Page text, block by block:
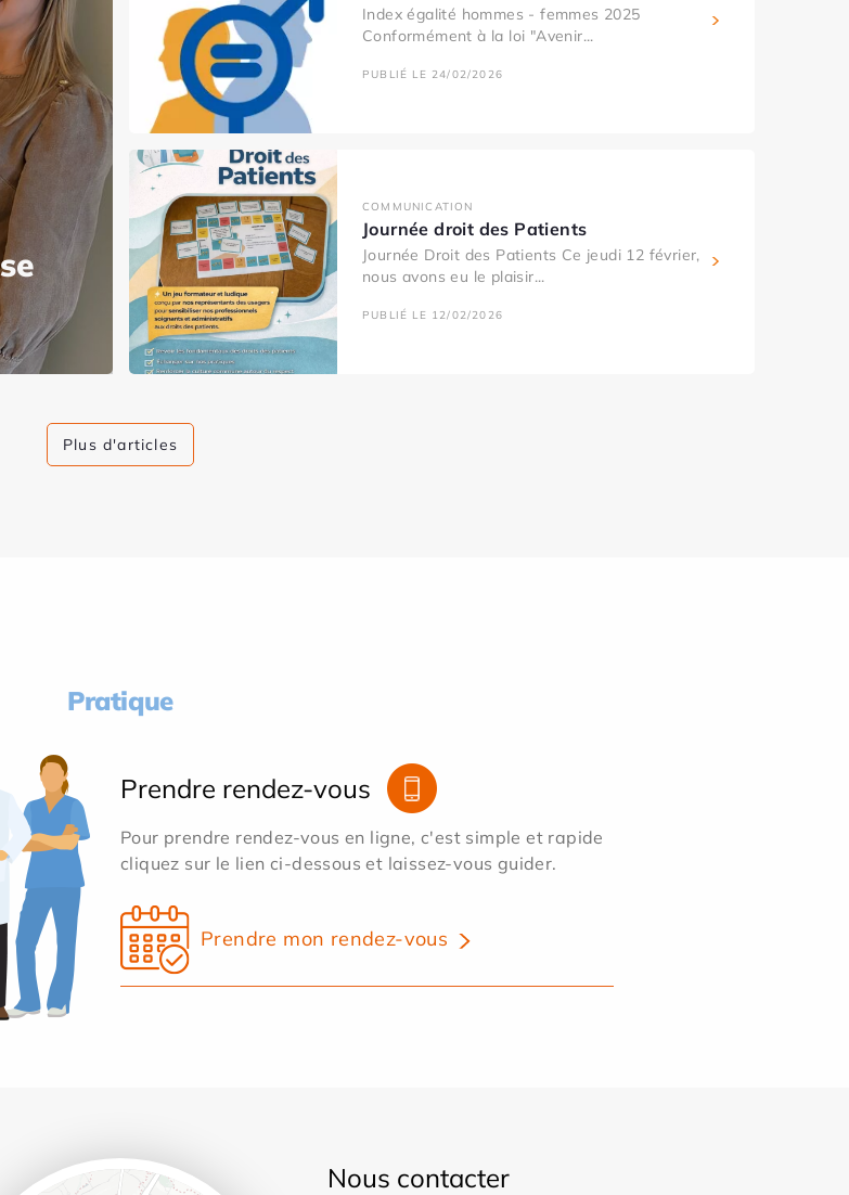
Index égalité hommes - femmes 2025
Conformément à la loi "Avenir...
PUBLIÉ LE 24/02/2026
COMMUNICATION
Journée droit des Patients
Journée Droit des Patients Ce jeudi 12 février,
nous avons eu le plaisir...
PUBLIÉ LE 12/02/2026
Plus d'articles
Pratique
Prendre rendez-vous
Pour prendre rendez-vous en ligne, c'est simple et rapide
cliquez sur le lien ci-dessous et laissez-vous guider.
Prendre mon rendez-vous
Nous contacter